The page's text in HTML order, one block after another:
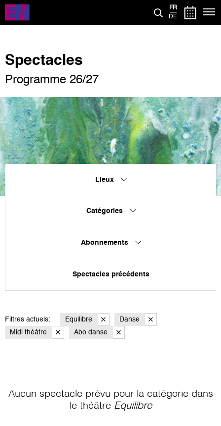
Aller
contenu
FR
DE
Spectacles
Programme 26/27
Lieux
Catégories
Abonnements
Spectacles précédents
Filtres actuels: Equilibre
Danse
Midi théâtre
Abo danse
Aucun spectacle prévu pour la catégorie dans
le théâtre Equilibre